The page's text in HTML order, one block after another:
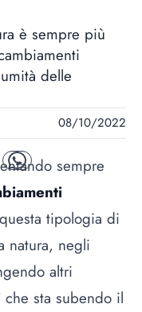
è sempre più
delle
08/10/2022
whatsappsempre
tipologia di
natura, negli
altri
che sta subendo il